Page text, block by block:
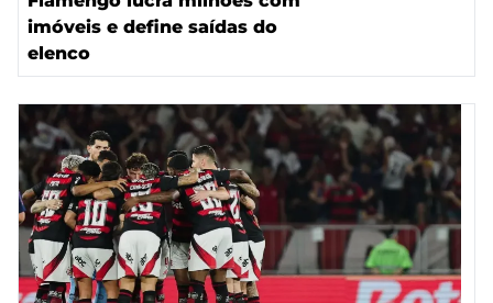
imóveis e define saídas do
elenco